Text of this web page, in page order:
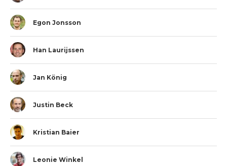
Egon Jonsson
Han Laurijssen
Jan König
Justin Beck
Kristian Baier
Leonie Winkel